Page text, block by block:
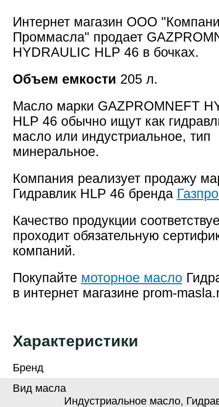
Интернет магазин ООО
Проммасла" продает
HYDRAULIC HLP 46 в бочках.
Объем емкости 205 л.
Масло марки GAZPROMNEFT
HLP 46 обычно ищут как
масло или индустриальное, тип
минеральное.
Компания реализует продажу
Гидравлик HLP 46 бренда
Качество продукции
проходит обязательную
компаний.
Покупайте моторное масло
в интернет магазине prom-
Характеристики
Бренд
Вид масла
Индустриальное масло,